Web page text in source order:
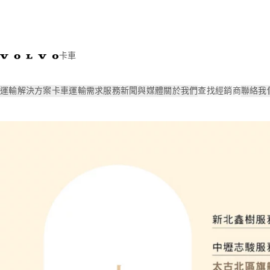
卡車
運輸解決方案卡車運輸需求服務新聞與媒體關於我們查找經銷商聯絡我